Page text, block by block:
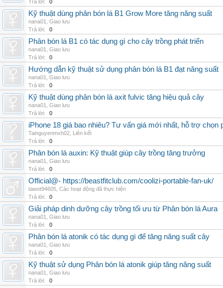
Trả lời:
0
Kỹ thuật dùng phân bón lá B1 Grow More tăng năng suất
nana01
Giao lưu
Trả lời:
0
Phân bón lá B1 có tác dụng gì cho cây trồng phát triển
nana01
Giao lưu
Trả lời:
0
Hướng dẫn kỹ thuật sử dụng phân bón lá B1 đạt năng suất
nana01
Giao lưu
Trả lời:
0
Kỹ thuật dùng phân bón lá axit fulvic tăng hiệu quả cây
nana01
Giao lưu
Trả lời:
0
iPhone 18 giá bao nhiêu? Tư vấn giá mới nhất, hỗ trợ chọn
Tainguyenmxh02 Liên kết
Trả lời:
0
Phân bón lá auxin: Kỹ thuật giúp cây trồng tăng trưởng
nana01
Giao lưu
Trả lời:
0
Official@- https://beastfitclub.com/coolizi-portable-fan-uk/
tawot94605 Các hoạt động đã thực hiện
Trả lời:
0
Giải pháp dinh dưỡng cây trồng tối ưu từ Phân bón lá Aura
nana01
Giao lưu
Trả lời:
0
Phân bón lá atonik có tác dụng gì để tăng năng suất cây
nana01
Giao lưu
Trả lời:
0
Kỹ thuật sử dụng Phân bón lá atonik giúp tăng năng suất
nana01
Giao lưu
Trả lời:
0